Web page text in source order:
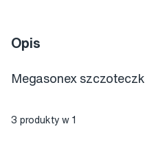
Opis
Megasonex
3 produkty w 1